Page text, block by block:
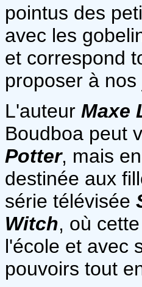
pointus des
avec les
et correspond
proposer à
L'auteur Maxe
Boudboa peut
Potter, mais
destinée aux
série télévisée
Witch, où
l'école et avec
pouvoirs tout